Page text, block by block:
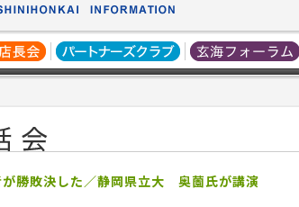
勝敗決した／静岡県立大 奥薗氏が講演